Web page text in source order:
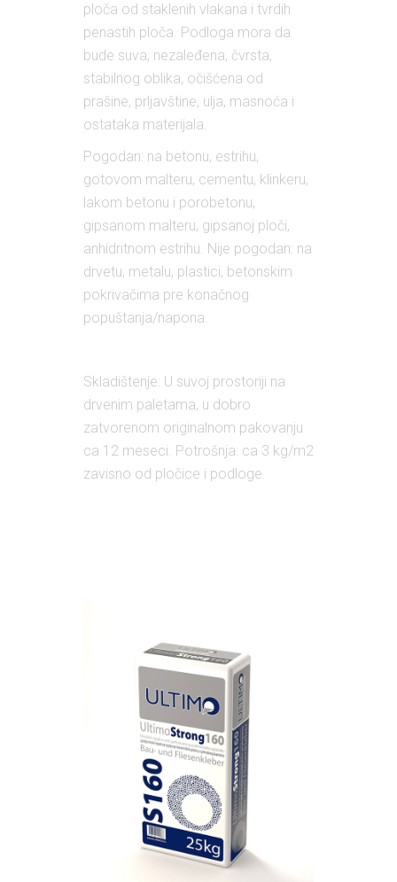
ploča od staklenih vlakana i tvrdih
penastih ploča. Podloga mora da
bude suva, nezaleđena, čvrsta,
stabilnog oblika, očišćena od
prašine, prljavštine, ulja, masnoća i
ostataka materijala.
Pogodan: na betonu, estrihu,
gotovom malteru, cementu, klinkeru,
lakom betonu i porobetonu,
gipsanom malteru, gipsanoj ploči,
anhidritnom estrihu. Nije pogodan: na
drvetu, metalu, plastici, betonskim
pokrivačima pre konačnog
popuštanja/napona.
Skladištenje: U suvoj prostoriji na
drvenim paletama, u dobro
zatvorenom originalnom pakovanju
ca 12 meseci. Potrošnja: ca 3 kg/m2
zavisno od pločice i podloge.